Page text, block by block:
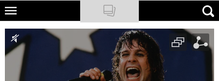
Skip
main
content
NATIONAL GEOGRAPHIC
TRAVELER
PODCASTY